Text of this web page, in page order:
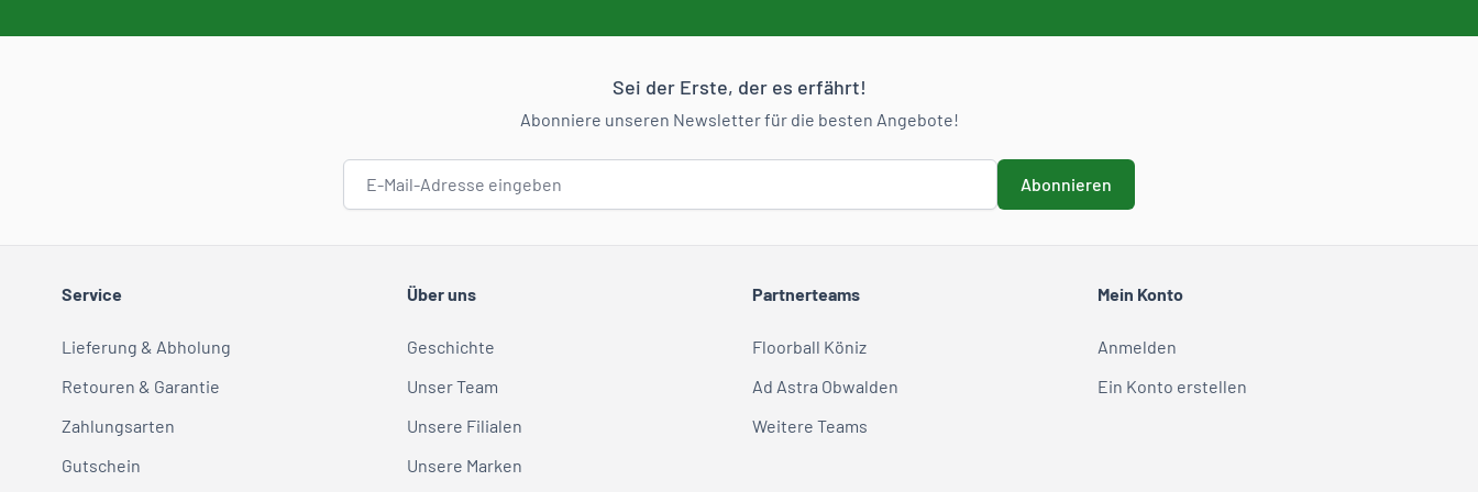
Sei der Erste, der es erfährt!
Abonniere unseren Newsletter für die besten Angebote!
E-Mail-Adresse
Abonnieren
Service
Lieferung & Abholung
Retouren & Garantie
Zahlungsarten
Gutschein
Über uns
Geschichte
Unser Team
Unsere Filialen
Unsere Marken
Partnerteams
Floorball Köniz
Ad Astra Obwalden
Weitere Teams
Mein Konto
Anmelden
Ein Konto erstellen